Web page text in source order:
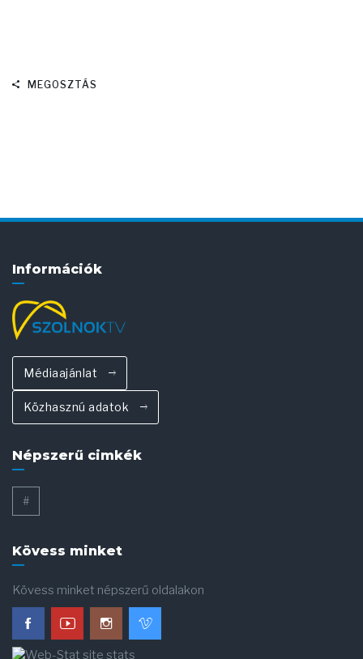
MEGOSZTÁS
Információk
Médiaajánlat
Közhasznú adatok
Népszerű cimkék
#
Kövess minket
Kövess minket népszerű oldalakon